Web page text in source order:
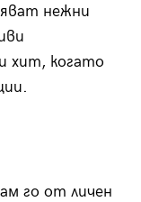
нежни
хит, когато
го от личен